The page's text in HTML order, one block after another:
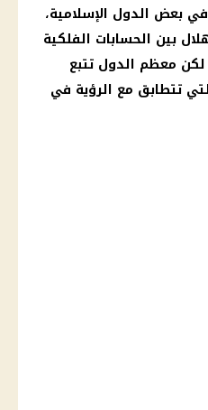
بعض الدول الإسلامية،
بين الحسابات الفلكية
لكن معظم الدول تتبع
تتطابق مع الرؤية في